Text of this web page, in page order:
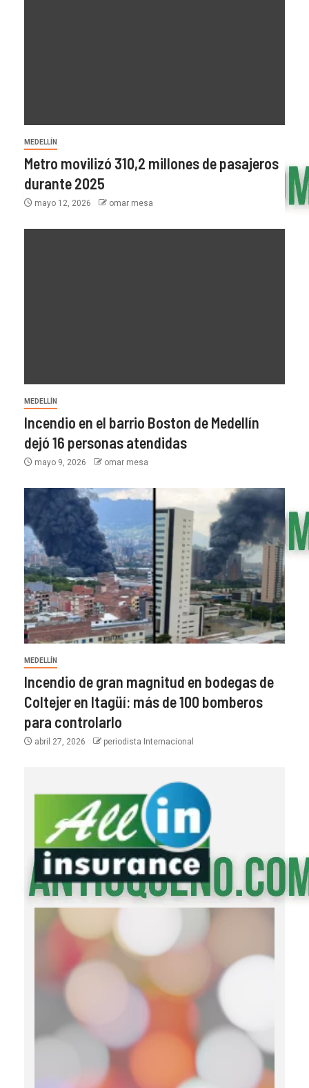
MEDELLÍN
Metro movilizó 310,2 millones de pasajeros
durante 2025
mayo 12, 2026 omar mesa
MEDELLÍN
Incendio en el barrio Boston de Medellín
dejó 16 personas atendidas
mayo 9, 2026 omar mesa
MEDELLÍN
Incendio de gran magnitud en bodegas de
Coltejer en Itagüí: más de 100 bomberos
para controlarlo
abril 27, 2026 periodista Internacional